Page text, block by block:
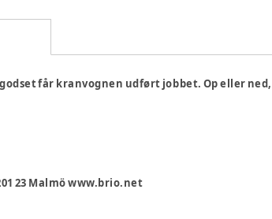
får kranvognen udført jobbet. Op eller ned,
23 Malmö www.brio.net